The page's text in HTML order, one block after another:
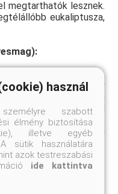
megtarthatók lesznek.
eukaliptusza,
cserje, hosszúkás,
sötétzöldek. Mély
egyaránt szépen
fagyot gond nélkül
fejlődik a legjobban,
nyíló csillag alakú
narancsvirághoz
használ
szabott
élmény biztosítása
illetve egyéb
sütik használatára
azok testreszabási
ide kattintva